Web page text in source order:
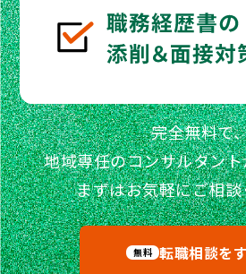
完全無料で
地域専任のコンサルタン
まずはお気軽にご相
無料 転職相談を